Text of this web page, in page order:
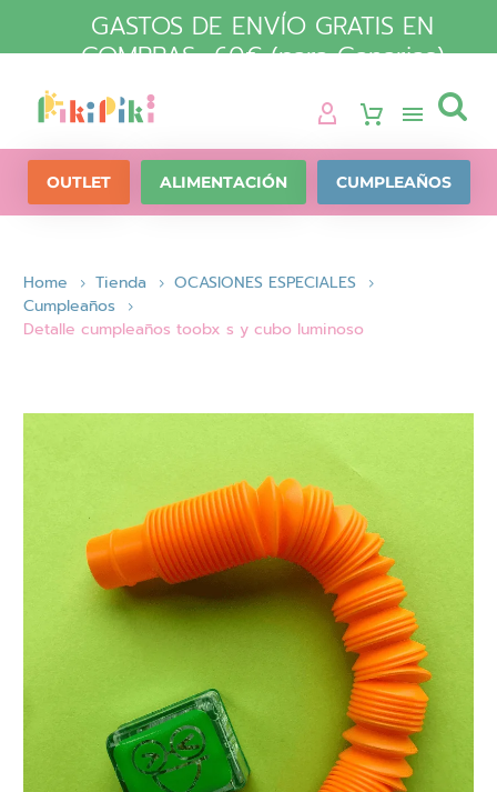
GASTOS DE ENVÍO GRATIS EN
COMPRAS +60€ (para Canarias)

OUTLET ALIMENTACIÓN CUMPLEAÑOS
Home Tienda
OCASIONES ESPECIALES
Cumpleaños
Detalle cumpleaños toobx s y cubo luminoso